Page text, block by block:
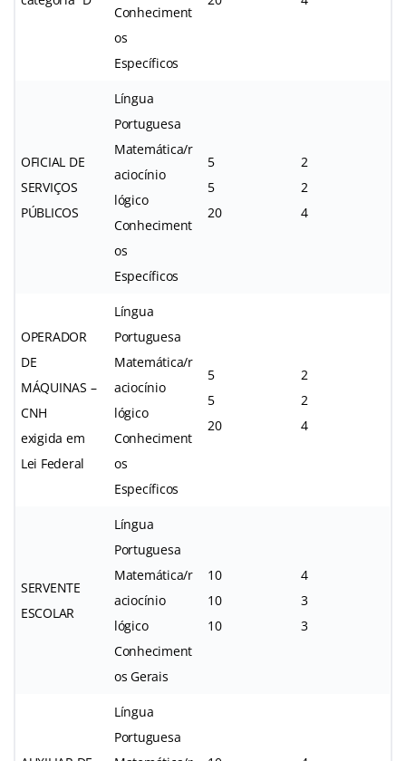
Conheciment
os
Específicos
OFICIAL DE
SERVIÇOS
PÚBLICOS
Língua
Portuguesa
Matemática/r
aciocínio
lógico
Conheciment
os
Específicos
5
5
20
2
2
4
OPERADOR
DE
MÁQUINAS –
CNH
exigida em
Lei Federal
Língua
Portuguesa
Matemática/r
aciocínio
lógico
Conheciment
os
Específicos
5
5
20
2
2
4
SERVENTE
ESCOLAR
Língua
Portuguesa
Matemática/r
aciocínio
lógico
Conheciment
os Gerais
10
10
10
4
3
3
Língua
Portuguesa